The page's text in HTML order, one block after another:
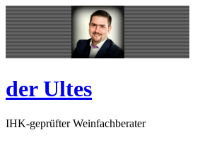
Skip
to
content
Open
Sidebar
der Ultes
IHK-geprüfter Weinfachberater